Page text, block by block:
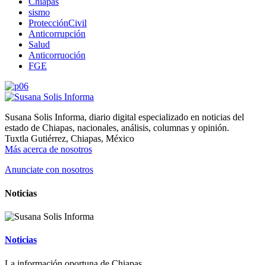
sismo
ProtecciónCivil
Anticorrupción
Salud
Anticorruoción
FGE
Susana Solis Informa, diario digital especializado en noticias del
estado de Chiapas, nacionales, análisis, columnas y opinión.
Tuxtla Gutiérrez, Chiapas, México
Más acerca de nosotros
Anunciate con nosotros
Noticias
Noticias